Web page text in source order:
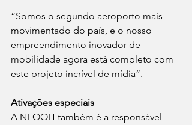
“Somos o segundo aeroporto mais
movimentado do país, e o nosso
empreendimento inovador de
mobilidade agora está completo com
este projeto incrível de mídia”.
Ativações especiais
A NEOOH também é a responsável